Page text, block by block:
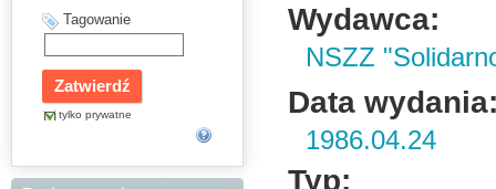
Tagowanie
tylko prywatne
Wydawca:
NSZZ
Data
1986.04.24
Typ: